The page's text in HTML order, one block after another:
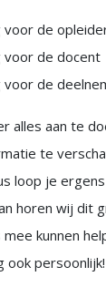
voor de
voor de docent
voor de
alles aan te
te
loop je
horen wij dit
kunnen
ook persoonlijk!